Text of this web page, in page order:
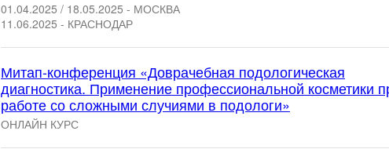
01.04.2025 / 18.05.2025 - МОСКВА
11.06.2025 - КРАСНОДАР
Митап-конференция «Доврачебная подологическая
диагностика. Применение профессиональной косметики
работе со сложными случиями в подологи»
ОНЛАЙН КУРС